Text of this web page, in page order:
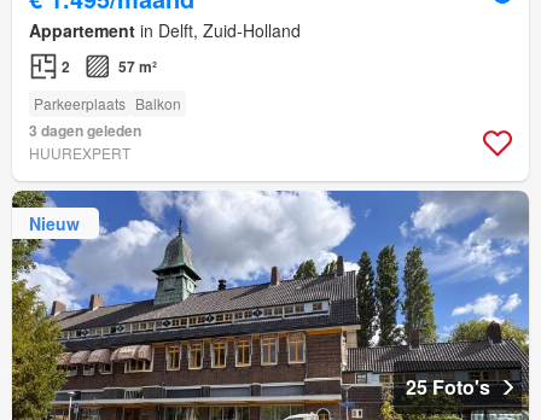
Appartement in Delft, Zuid-Holland
2 57 m²
Parkeerplaats Balkon
3 dagen geleden
HUUREXPERT
Nieuw
25 Foto's